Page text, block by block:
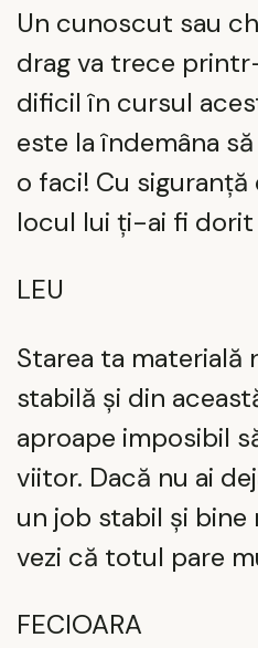
Un cunoscut sau
drag va trece
dificil în cursul
este la îndemâna
o faci! Cu
locul lui ți-ai fi
LEU
Starea ta materială
stabilă și din
aproape imposibil
viitor. Dacă nu ai
un job stabil și bine
vezi că totul pare
FECIOARA